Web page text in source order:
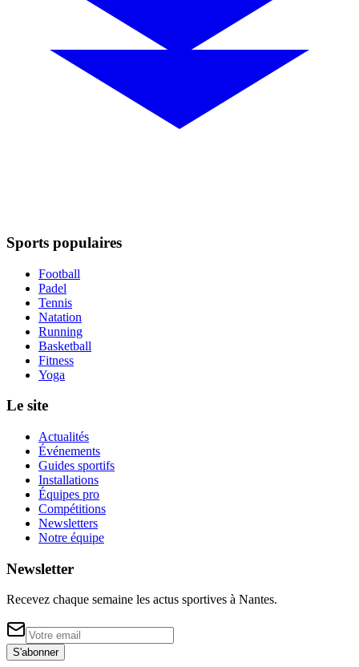
Sports populaires
Football
Padel
Tennis
Natation
Running
Basketball
Fitness
Yoga
Le site
Actualités
Événements
Guides sportifs
Installations
Équipes pro
Compétitions
Newsletters
Notre équipe
Newsletter
Recevez chaque semaine les actus sportives à Nantes.
S'abonner